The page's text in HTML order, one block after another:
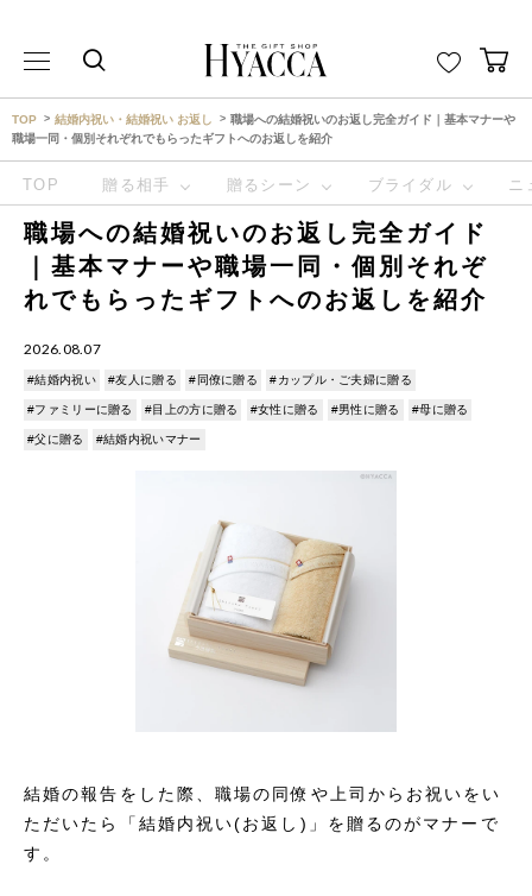
TOP 結婚内祝い・結婚祝い お返し
職場への結婚祝いのお返し完全ガイド｜基本マナーや
職場一同・個別それぞれでもらったギフトへのお返しを紹介
TOP 贈る相手 贈るシーン ブライダル ニ
職場への結婚祝いのお返し完全ガイド
｜基本マナーや職場一同・個別それぞ
れでもらったギフトへのお返しを紹介
2026.08.07
#結婚内祝い #友人に贈る #同僚に贈る #カップル・ご夫婦に贈る
#ファミリーに贈る #目上の方に贈る #女性に贈る #男性に贈る #母に贈る
#父に贈る #結婚内祝いマナー
結婚の報告をした際、職場の同僚や上司からお祝いをい
ただいたら「結婚内祝い(お返し)」を贈るのがマナーで
す。